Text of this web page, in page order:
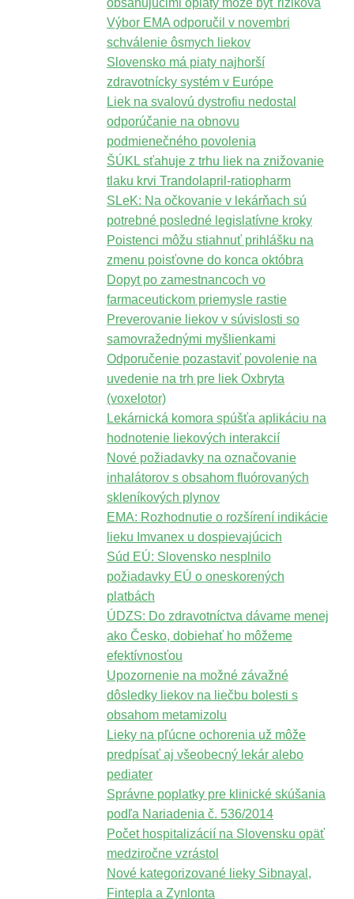
obsahujúcimi opiáty môže byť riziková
Výbor EMA odporučil v novembri
schválenie ôsmych liekov
Slovensko má piaty najhorší
zdravotnícky systém v Európe
Liek na svalovú dystrofiu nedostal
odporúčanie na obnovu
podmienečného povolenia
ŠÚKL sťahuje z trhu liek na znižovanie
tlaku krvi Trandolapril-ratiopharm
SLeK: Na očkovanie v lekárňach sú
potrebné posledné legislatívne kroky
Poistenci môžu stiahnuť prihlášku na
zmenu poisťovne do konca októbra
Dopyt po zamestnancoch vo
farmaceutickom priemysle rastie
Preverovanie liekov v súvislosti so
samovražednými myšlienkami
Odporučenie pozastaviť povolenie na
uvedenie na trh pre liek Oxbryta
(voxelotor)
Lekárnická komora spúšťa aplikáciu na
hodnotenie liekových interakcií
Nové požiadavky na označovanie
inhalátorov s obsahom fluórovaných
skleníkových plynov
EMA: Rozhodnutie o rozšírení indikácie
lieku Imvanex u dospievajúcich
Súd EÚ: Slovensko nesplnilo
požiadavky EÚ o oneskorených
platbách
ÚDZS: Do zdravotníctva dávame menej
ako Česko, dobiehať ho môžeme
efektívnosťou
Upozornenie na možné závažné
dôsledky liekov na liečbu bolesti s
obsahom metamizolu
Lieky na pľúcne ochorenia už môže
predpísať aj všeobecný lekár alebo
pediater
Správne poplatky pre klinické skúšania
podľa Nariadenia č. 536/2014
Počet hospitalizácií na Slovensku opäť
medziročne vzrástol
Nové kategorizované lieky Sibnayal,
Fintepla a Zynlonta